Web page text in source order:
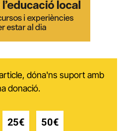
dóna'ns suport amb
donació.
25€ 50€